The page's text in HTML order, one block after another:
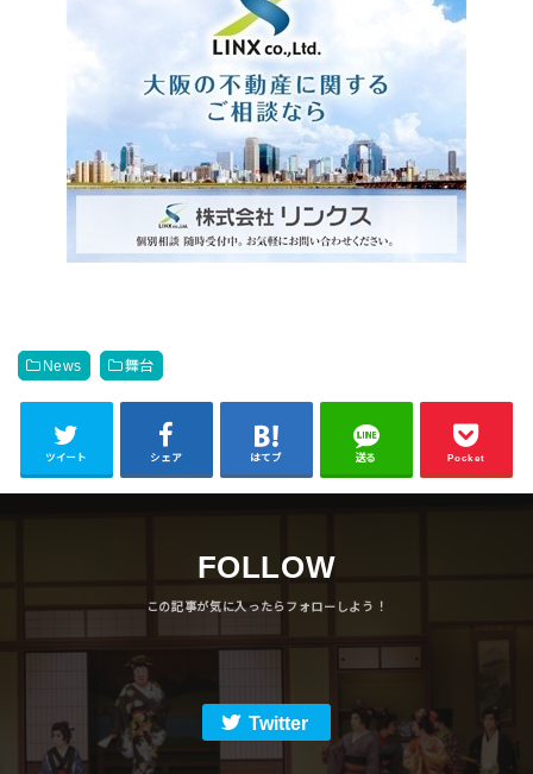
News 舞台
ツイート シェア はてブ 送る Pocket
FOLLOW
Twitter